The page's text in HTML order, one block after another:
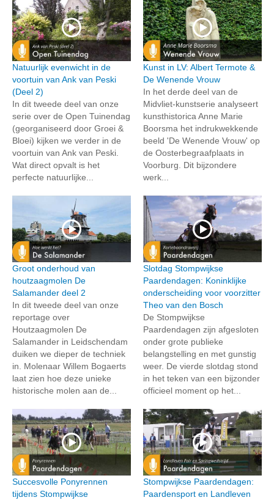
Natuurlijk evenwicht in de
voortuin van Ank van Peski
(Deel 2)
In dit tweede deel van onze
serie over de Open Tuinendag
(georganiseerd door Groei &
Bloei) kijken we verder in de
voortuin van Ank van Peski.
Wat direct opvalt is het
perfecte natuurlijke...
Kunst in LV: Albert Termote &
De Wenende Vrouw
In het derde deel van de
Midvliet-kunstserie analyseert
kunsthistorica Anne Marie
Boorsma het indrukwekkende
beeld 'De Wenende Vrouw' op
de Oosterbegraafplaats in
Voorburg. Dit bijzondere
werk...
Groot onderhoud van
houtzaagmolen De
Salamander deel 2
In dit tweede deel van onze
reportage over
Houtzaagmolen De
Salamander in Leidschendam
duiken we dieper de techniek
in. Molenaar Willem Bogaerts
laat zien hoe deze unieke
historische molen aan de...
Slotdag Stompwijkse
Paardendagen: Koninklijke
onderscheiding voor voorzitter
Theo van den Bosch
De Stompwijkse
Paardendagen zijn afgesloten
onder grote publieke
belangstelling en met gunstig
weer. De vierde slotdag stond
in het teken van een bijzonder
officieel moment op het...
Succesvolle Ponyrennen
tijdens Stompwijkse
Stompwijkse Paardendagen:
Paardensport en Landleven